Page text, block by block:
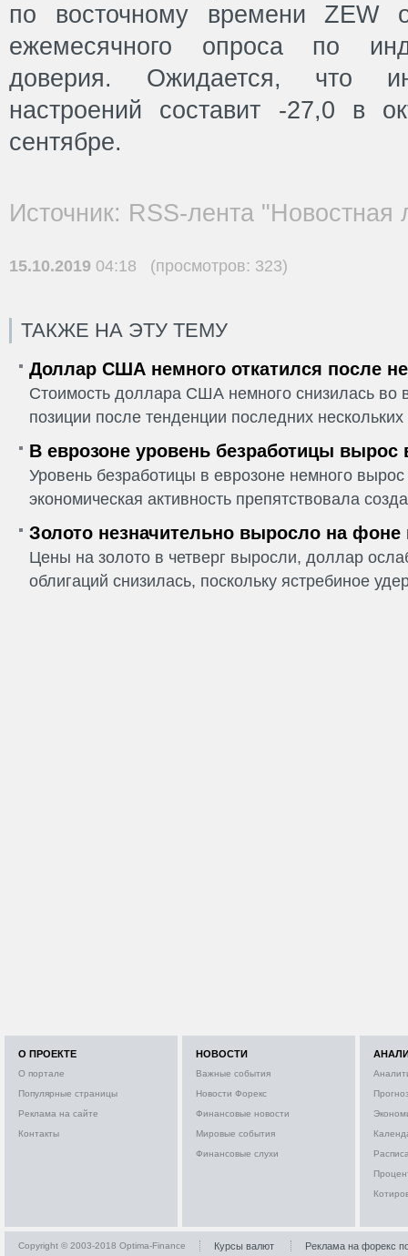
по восточному времени ZEW
ежемесячного опроса по
доверия. Ожидается, что
настроений составит -27,0 в
сентябре.
Источник: RSS-лента "Новостная
15.10.2019 04:18 (просмотров: 323)
ТАКЖЕ НА ЭТУ ТЕМУ
Доллар США немного откатился после
Стоимость доллара США немного снизилась во
позиции после тенденции последних
В еврозоне уровень безработицы вырос
Уровень безработицы в еврозоне немного
экономическая активность препятствовала
Золото незначительно выросло на фоне
Цены на золото в четверг выросли, доллар
облигаций снизилась, поскольку ястребиное
О ПРОЕКТЕ
О портале
Популярные страницы
Реклама на сайте
Контакты
НОВОСТИ
Важные события
Новости Форекс
Финансовые новости
Мировые события
Финансовые слухи
Copyright © 2003-2018 Optima-Finance Курсы валют Реклама на форекс